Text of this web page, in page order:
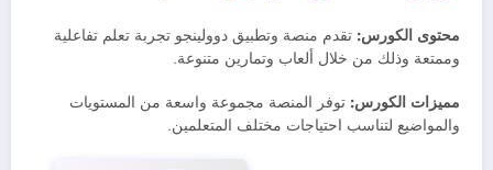
محتوى الكورس: تقدم منصة وتطبيق دوولينجو تجربة تعلم تفاعلية
وممتعة وذلك من خلال ألعاب وتمارين متنوعة.
مميزات الكورس: توفر المنصة مجموعة واسعة من المستويات
والمواضيع لتناسب احتياجات مختلف المتعلمين.